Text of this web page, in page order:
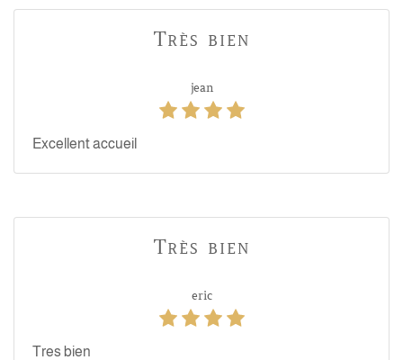
Très bien
jean
Excellent accueil
Très bien
eric
Tres bien